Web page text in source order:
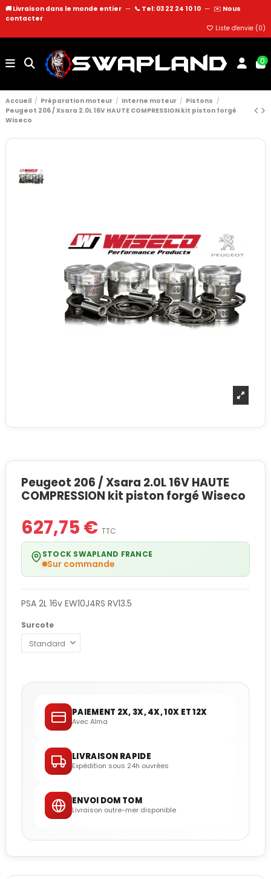
🚚 Livraison dans le monde entier — 📞 Tel: 03 22 24 10 10 — ✉️ Nous
contacter
Liste d'envie (0)
0
Accueil Préparation moteur Interne moteur
Pistons
Peugeot 206 / Xsara 2.0L 16V HAUTE COMPRESSION kit piston forgé
Wiseco
Peugeot 206 / Xsara 2.0L 16V HAUTE
COMPRESSION kit piston forgé Wiseco
627,75 € TTC
STOCK SWAPLAND FRANCE
Sur commande
PSA 2L 16v EW10J4RS RV13.5
Surcote
PAIEMENT 2X, 3X, 4X, 10X ET 12X
Avec Alma
LIVRAISON RAPIDE
Expédition sous 24h ouvrées
ENVOI DOM TOM
Livraison outre-mer disponible